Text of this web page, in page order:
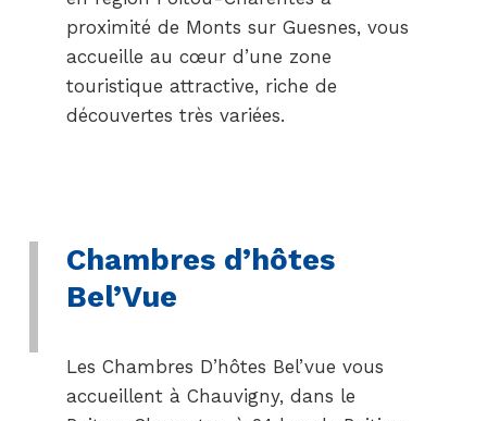
proximité de Monts sur Guesnes, vous
accueille au cœur d’une zone
touristique attractive, riche de
découvertes très variées.
Chambres d’hôtes
Bel’Vue
Les Chambres D’hôtes Bel’vue vous
accueillent à Chauvigny, dans le